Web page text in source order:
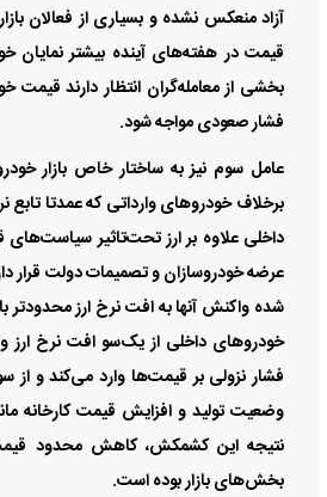
آزاد منعکس نشده و بسیاری از فعالان
قیمت در هفته‌های آینده بیشتر نمایان
بخشی از معامله‌گران انتظار دارند قیمت
فشار صعودی مواجه شود.
عامل سوم نیز به ساختار خاص بازار
برخلاف خودرو‌های وارداتی که عمدتا تابع
داخلی علاوه بر ارز تحت‌تاثیر سیاست‌های
عرضه خودروسازان و تصمیمات دولت
شده واکنش آنها به افت نرخ ارز محدودتر
خودرو‌های داخلی از یک‌سو افت نرخ ارز
فشار نزولی بر قیمت‌ها وارد می‌کند و از
وضعیت تولید و افزایش قیمت کارخانه
نتیجه این کشمکش، کاهش محدود
بخش‌های بازار بوده است.